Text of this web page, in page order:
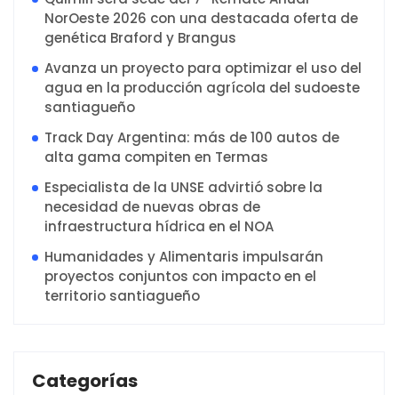
NorOeste 2026 con una destacada oferta de
genética Braford y Brangus
Avanza un proyecto para optimizar el uso del
agua en la producción agrícola del sudoeste
santiagueño
Track Day Argentina: más de 100 autos de
alta gama compiten en Termas
Especialista de la UNSE advirtió sobre la
necesidad de nuevas obras de
infraestructura hídrica en el NOA
Humanidades y Alimentaris impulsarán
proyectos conjuntos con impacto en el
territorio santiagueño
Categorías